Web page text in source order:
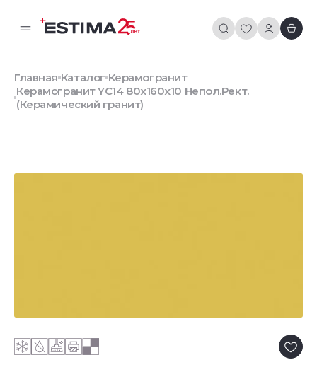
Главная Каталог Керамогранит
Керамогранит YC14 80x160x10 Непол.Рект.
(Керамический гранит)